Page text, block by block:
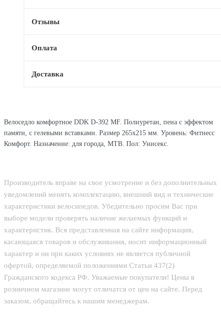
Отзывы
Оплата
Доставка
Велоседло комфортное DDK D-392 MF. Полиуретан, пена с эффектом
памяти, с гелевыми вставками. Размер 265х215 мм. Уровень: Фитнесс
Комфорт. Назначение: для города, MTB. Пол: Унисекс.
Производитель вправе на свое усмотрение и без дополнительных
уведомлений менять комплектацию, внешний вид и технические
характеристики велосипедов. Убедительно просим Вас при
выборе модели проверять наличие желаемых функций и
характеристик. Вся представленная на сайте информация,
касающаяся товаров и обслуживания, носит информационный
характер и ни при каких условиях не является публичной
офертой, определяемой положениями Статьи 437(2)
Гражданского кодекса РФ. Уважаемые покупатели! Цены в
розничном магазине могут отличатся от цен на сайте. Перед
заказом, обращайтесь к нашим менеджерам.